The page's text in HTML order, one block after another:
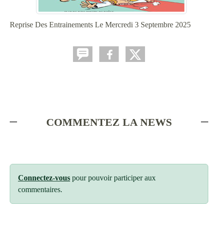
Reprise Des Entrainements Le Mercredi 3 Septembre 2025
COMMENTEZ LA NEWS
Connectez-vous pour pouvoir participer aux
commentaires.